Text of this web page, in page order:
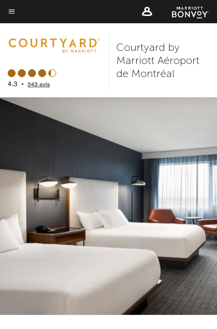
Skip
to
content
Texte du menu
4.3 • 343 avis
Courtyard by
Marriott Aéroport
de Montréal